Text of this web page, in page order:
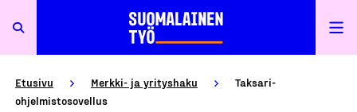
Etusivu Merkki- ja yrityshaku
Taksari-
ohjelmistosovellus